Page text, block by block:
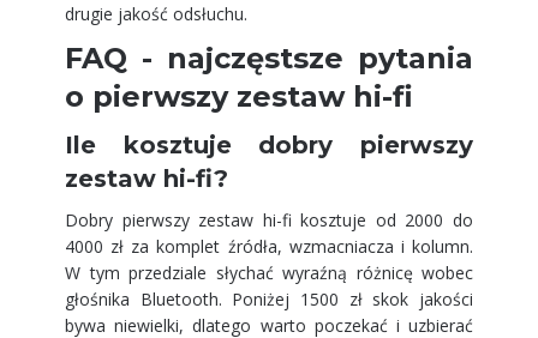
drugie jakość odsłuchu.
FAQ - najczęstsze pytania
o pierwszy zestaw hi-fi
Ile kosztuje dobry pierwszy
zestaw hi-fi?
Dobry pierwszy zestaw hi-fi kosztuje od 2000 do
4000 zł za komplet źródła, wzmacniacza i kolumn.
W tym przedziale słychać wyraźną różnicę wobec
głośnika Bluetooth. Poniżej 1500 zł skok jakości
bywa niewielki, dlatego warto poczekać i uzbierać